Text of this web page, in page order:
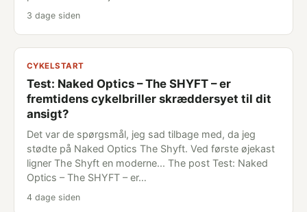
3 dage siden
CYKELSTART
Test: Naked Optics – The SHYFT – er
fremtidens cykelbriller skræddersyet til dit
ansigt?
Det var de spørgsmål, jeg sad tilbage med, da jeg
stødte på Naked Optics The Shyft. Ved første øjekast
ligner The Shyft en moderne... The post Test: Naked
Optics – The SHYFT – er…
4 dage siden